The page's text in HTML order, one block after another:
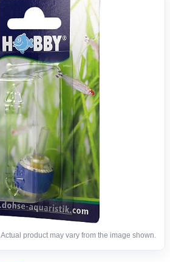
Actual product may vary from the image shown.